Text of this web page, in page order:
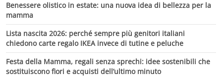
Benessere olistico in estate: una nuova idea di bellezza per la
mamma
Lista nascita 2026: perché sempre più genitori italiani
chiedono carte regalo IKEA invece di tutine e peluche
Festa della Mamma, regali senza sprechi: idee sostenibili che
sostituiscono fiori e acquisti dell’ultimo minuto